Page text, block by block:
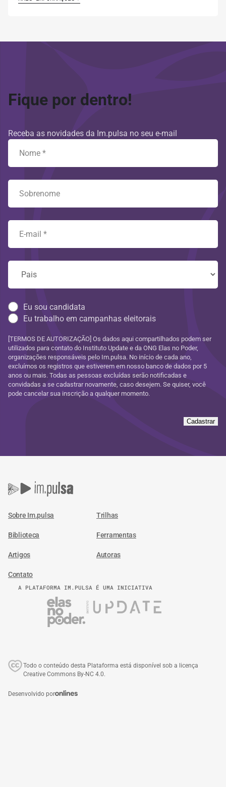
Fique por dentro!
Receba as novidades da Im.pulsa no seu e-mail
Eu sou candidata
Eu trabalho em campanhas eleitorais
[TERMOS DE AUTORIZAÇÃO] Os dados aqui compartilhados podem ser
utilizados para contato do Instituto Update e da ONG Elas no Poder,
organizações responsáveis pelo Im.pulsa. No início de cada ano,
excluímos os registros que estiverem em nosso banco de dados por 5
anos ou mais. Todas as pessoas excluídas serão notificadas e
convidadas a se cadastrar novamente, caso desejem. Se quiser, você
pode cancelar sua inscrição a qualquer momento.
Cadastrar
Sobre Im.pulsa Trilhas
Biblioteca Ferramentas
Artigos Autoras
Contato
A PLATAFORMA IM.PULSA É UMA INICIATIVA
Todo o conteúdo desta Plataforma está disponível sob a licença
Creative Commons By-NC 4.0.
Desenvolvido por